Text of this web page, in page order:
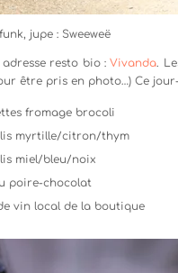
jupe : Sweeweë
adresse resto bio :Vivanda.
être pris en photo…) Ce
fromage brocoli
myrtille/citron/thym
miel/bleu/noix
poire-chocolat
vin local de la boutique